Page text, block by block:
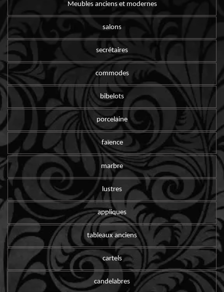
Meubles anciens et modernes
salons
secrétaires
commodes
bibelots
porcelaine
faïence
marbre
lustres
appliques
tableaux anciens
cartels
candelabres